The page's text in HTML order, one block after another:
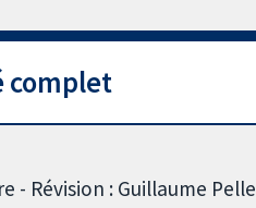
complet
- Révision : Guillaume